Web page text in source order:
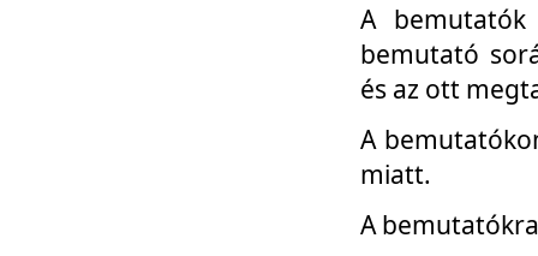
A
bemutató
és az ott
A
miatt.
A